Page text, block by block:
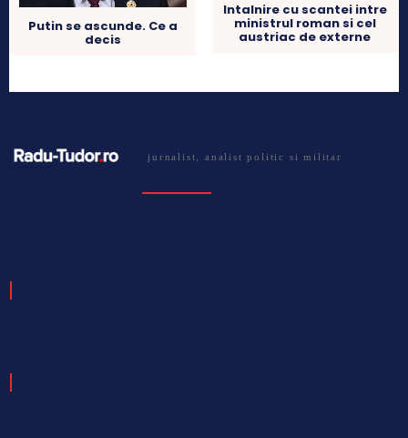
Putin se ascunde. Ce a
decis
Intalnire cu scantei intre
ministrul roman si cel
austriac de externe
jurnalist, analist politic si militar